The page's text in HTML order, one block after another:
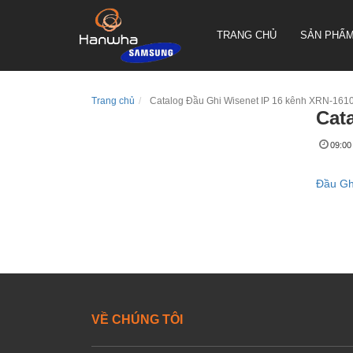
TRANG CHỦ SẢN PHẨM
CAMERA THÂN TRUEN HÀN
Trang chủ Catalog Đầu Ghi Wisenet IP 16 kênh XRN-
Đầu
VỀ CHÚNG TÔI